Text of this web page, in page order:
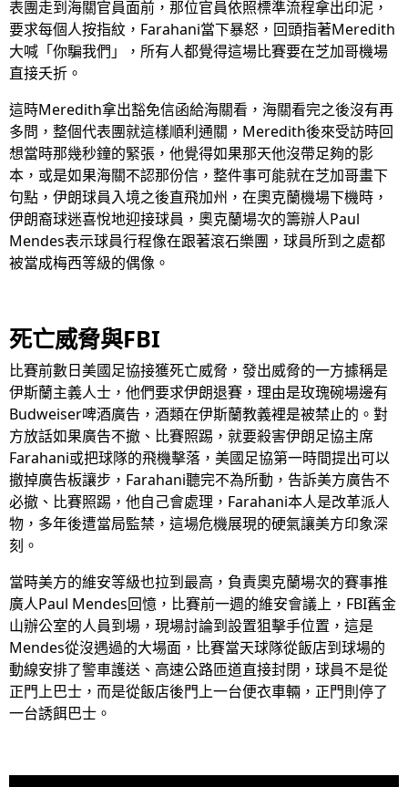
表團走到海關官員面前，那位官員依照標準流程拿出印泥，
要求每個人按指紋，Farahani當下暴怒，回頭指著Meredith
大喊「你騙我們」，所有人都覺得這場比賽要在芝加哥機場
直接夭折。
這時Meredith拿出豁免信函給海關看，海關看完之後沒有再
多問，整個代表團就這樣順利通關，Meredith後來受訪時回
想當時那幾秒鐘的緊張，他覺得如果那天他沒帶足夠的影
本，或是如果海關不認那份信，整件事可能就在芝加哥畫下
句點，伊朗球員入境之後直飛加州，在奧克蘭機場下機時，
伊朗裔球迷喜悅地迎接球員，奧克蘭場次的籌辦人Paul
Mendes表示球員行程像在跟著滾石樂團，球員所到之處都
被當成梅西等級的偶像。
死亡威脅與FBI
比賽前數日美國足協接獲死亡威脅，發出威脅的一方據稱是
伊斯蘭主義人士，他們要求伊朗退賽，理由是玫瑰碗場邊有
Budweiser啤酒廣告，酒類在伊斯蘭教義裡是被禁止的。對
方放話如果廣告不撤、比賽照踢，就要殺害伊朗足協主席
Farahani或把球隊的飛機擊落，美國足協第一時間提出可以
撤掉廣告板讓步，Farahani聽完不為所動，告訴美方廣告不
必撤、比賽照踢，他自己會處理，Farahani本人是改革派人
物，多年後遭當局監禁，這場危機展現的硬氣讓美方印象深
刻。
當時美方的維安等級也拉到最高，負責奧克蘭場次的賽事推
廣人Paul Mendes回憶，比賽前一週的維安會議上，FBI舊金
山辦公室的人員到場，現場討論到設置狙擊手位置，這是
Mendes從沒遇過的大場面，比賽當天球隊從飯店到球場的
動線安排了警車護送、高速公路匝道直接封閉，球員不是從
正門上巴士，而是從飯店後門上一台便衣車輛，正門則停了
一台誘餌巴士。